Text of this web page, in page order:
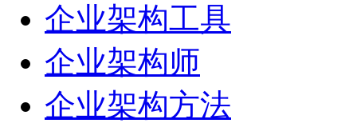
企业架构工具
企业架构师
企业架构方法